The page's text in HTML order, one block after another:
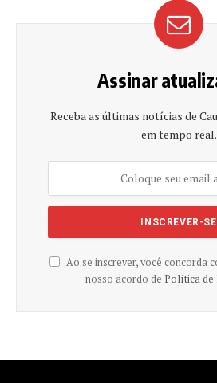
Assinar
Receba as últimas notícias de
em tempo real.
Ao se inscrever, você concorda
nosso acordo de Política de